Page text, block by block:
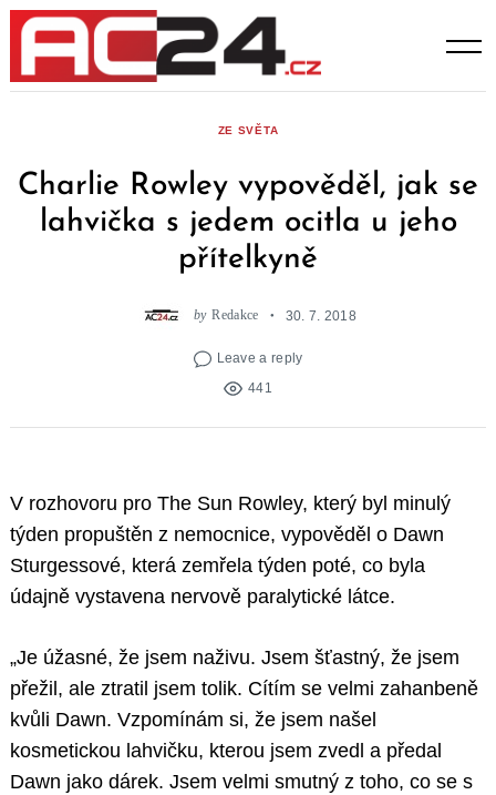
Skip
content
ZE SVĚTA
Charlie Rowley vypověděl, jak se
lahvička s jedem ocitla u jeho
přítelkyně
by Redakce 30. 7. 2018
Leave a reply
441
V rozhovoru pro The Sun Rowley, který byl minulý
týden propuštěn z nemocnice, vypověděl o Dawn
Sturgessové, která zemřela týden poté, co byla
údajně vystavena nervově paralytické látce.
„Je úžasné, že jsem naživu. Jsem šťastný, že jsem
přežil, ale ztratil jsem tolik. Cítím se velmi zahanbeně
kvůli Dawn. Vzpomínám si, že jsem našel
kosmetickou lahvičku, kterou jsem zvedl a předal
Dawn jako dárek. Jsem velmi smutný z toho, co se s